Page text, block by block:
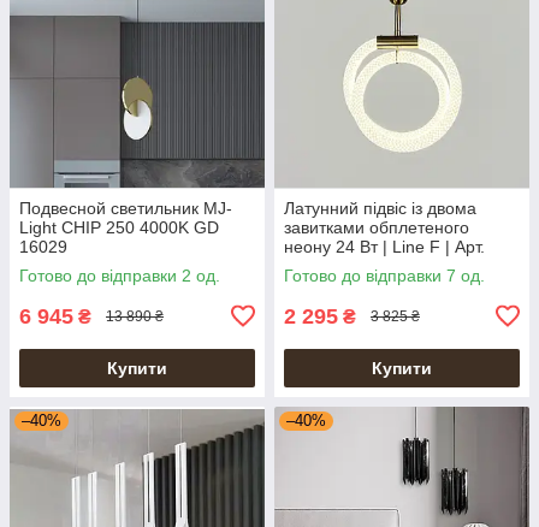
Подвесной светильник MJ-
Light CHIP 250 4000K GD
16029
Готово до відправки 2 од.
6 945 ₴ 13 890 ₴
Купити
Латунний підвіс із двома
завитками обплетеного
неону 24 Вт | Line F | Арт.
MJ201-300 AB
Готово до відправки 7 од.
2 295 ₴ 3 825 ₴
Купити
–40% –40%